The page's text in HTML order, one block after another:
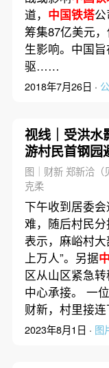
道， 中国铁塔公
筹集87亿美元
生影响。中国
驱……
2018年7月26日 ·
视线｜受洪水
游村民首钢园
5万余人转移
图｜财新 郑新洽（
克柔
下午收到居委
难，随后村民
表示，麻峪村
上万人”。另据
区从山区紧急
中心承接。 一
财新，村里接
2023年8月1日 · 图